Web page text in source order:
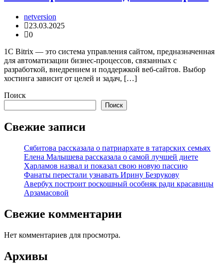
netversion
23.03.2025
0
1С Bitrix — это система управления сайтом, предназначенная
для автоматизации бизнес-процессов, связанных с
разработкой, внедрением и поддержкой веб-сайтов. Выбор
хостинга зависит от целей и задач, […]
Поиск
Поиск
Свежие записи
Сябитова рассказала о патриархате в татарских семьях
Елена Малышева рассказала о самой лучшей диете
Харламов назвал и показал свою новую пассию
Фанаты перестали узнавать Ирину Безрукову
Авербух построит роскошный особняк ради красавицы
Арзамасовой
Свежие комментарии
Нет комментариев для просмотра.
Архивы